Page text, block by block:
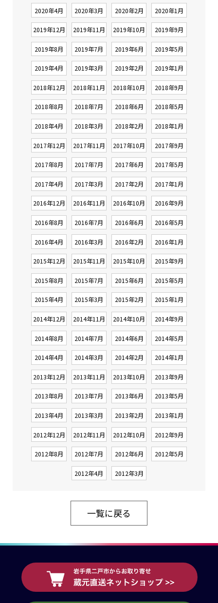
2020年4月 2020年3月 2020年2月 2020年1月
2019年12月 2019年11月 2019年10月 2019年9月
2019年8月 2019年7月 2019年6月 2019年5月
2019年4月 2019年3月 2019年2月 2019年1月
2018年12月 2018年11月 2018年10月 2018年9月
2018年8月 2018年7月 2018年6月 2018年5月
2018年4月 2018年3月 2018年2月 2018年1月
2017年12月 2017年11月 2017年10月 2017年9月
2017年8月 2017年7月 2017年6月 2017年5月
2017年4月 2017年3月 2017年2月 2017年1月
2016年12月 2016年11月 2016年10月 2016年9月
2016年8月 2016年7月 2016年6月 2016年5月
2016年4月 2016年3月 2016年2月 2016年1月
2015年12月 2015年11月 2015年10月 2015年9月
2015年8月 2015年7月 2015年6月 2015年5月
2015年4月 2015年3月 2015年2月 2015年1月
2014年12月 2014年11月 2014年10月 2014年9月
2014年8月 2014年7月 2014年6月 2014年5月
2014年4月 2014年3月 2014年2月 2014年1月
2013年12月 2013年11月 2013年10月 2013年9月
2013年8月 2013年7月 2013年6月 2013年5月
2013年4月 2013年3月 2013年2月 2013年1月
2012年12月 2012年11月 2012年10月 2012年9月
2012年8月 2012年7月 2012年6月 2012年5月
2012年4月 2012年3月
一覧に戻る